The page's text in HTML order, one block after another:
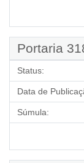
Portaria
Status:
Data de
Súmula: